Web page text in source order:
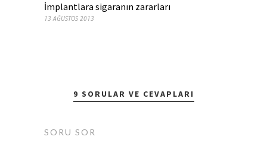
İmplantlara sigaranın zararları
13 AĞUSTOS 2013
9 SORULAR VE CEVAPLARI
SORU SOR